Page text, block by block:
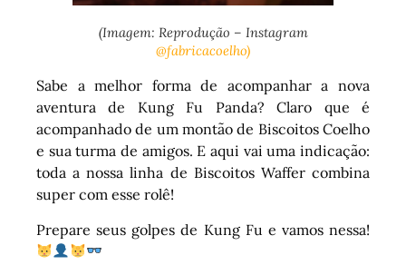
(Imagem: Reprodução – Instagram
@fabricacoelho)
Sabe a melhor forma de acompanhar a nova
aventura de Kung Fu Panda? Claro que é
acompanhado de um montão de Biscoitos Coelho
e sua turma de amigos. E aqui vai uma indicação:
toda a nossa linha de Biscoitos Waffer combina
super com esse rolê!
Prepare seus golpes de Kung Fu e vamos nessa!